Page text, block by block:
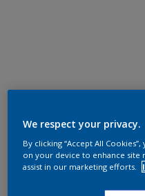
We respect your privacy.
By clicking “Accept All
on your device to enhance site
assist in our marketing efforts.